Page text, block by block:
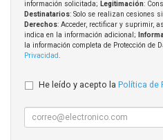
información solicitada; Legitimación:
Destinatarios: Solo se realizan cesiones
Derechos: Acceder, rectificar y suprimir,
indica en la información adicional;
la información completa de Protección de
Privacidad
He leído y acepto la Política de